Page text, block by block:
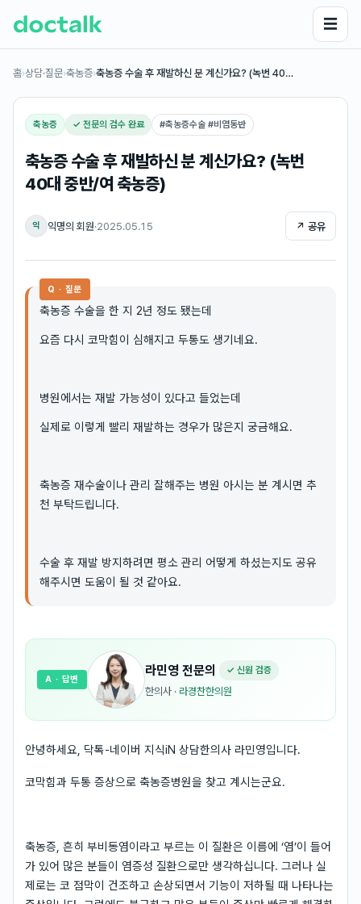
☰
홈›상담·질문›축농증›축농증 수술 후 재발하신 분 계신가요? (녹번 40…
축농증 ✓ 전문의 검수 완료 #축농증수술 #비염동반
축농증 수술 후 재발하신 분 계신가요? (녹번
40대 중반/여 축농증)
익 익명의 회원·2025.05.15 ↗ 공유
Q · 질문
축농증 수술을 한 지 2년 정도 됐는데
요즘 다시 코막힘이 심해지고 두통도 생기네요.
병원에서는 재발 가능성이 있다고 들었는데
실제로 이렇게 빨리 재발하는 경우가 많은지 궁금해요.
축농증 재수술이나 관리 잘해주는 병원 아시는 분 계시면 추
천 부탁드립니다.
수술 후 재발 방지하려면 평소 관리 어떻게 하셨는지도 공유
해주시면 도움이 될 것 같아요.
라민영 전문의 ✓ 신원 검증
한의사 · 라경찬한의원
A · 답변
안녕하세요, 닥톡-네이버 지식iN 상담한의사 라민영입니다.
코막힘과 두통 증상으로 축농증병원을 찾고 계시는군요.
축농증, 흔히 부비동염이라고 부르는 이 질환은 이름에 ‘염’이 들어
가 있어 많은 분들이 염증성 질환으로만 생각하십니다. 그러나 실
제로는 코 점막이 건조하고 손상되면서 기능이 저하될 때 나타나는